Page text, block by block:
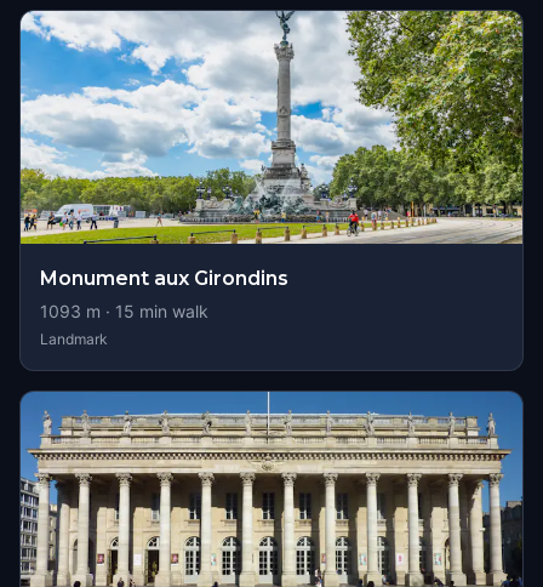
Monument aux Girondins
1093 m · 15 min walk
Landmark